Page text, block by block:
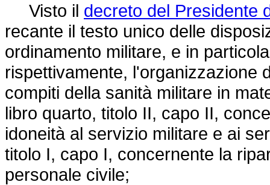
Visto il decreto del Presidente
recante il testo unico delle
ordinamento militare, e in
rispettivamente, l'organizzazione
compiti della sanità militare in
libro quarto, titolo II, capo II,
idoneità al servizio militare e ai
titolo I, capo I, concernente la
personale civile;